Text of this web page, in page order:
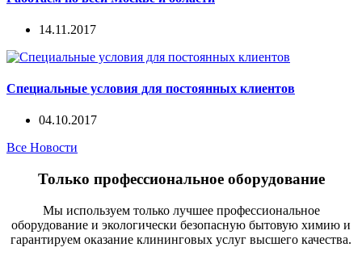
14.11.2017
Специальные условия для постоянных клиентов
04.10.2017
Все Новости
Только профессиональное оборудование
Мы используем только лучшее профессиональное
оборудование и экологически безопасную бытовую химию и
гарантируем оказание клининговых услуг высшего качества.